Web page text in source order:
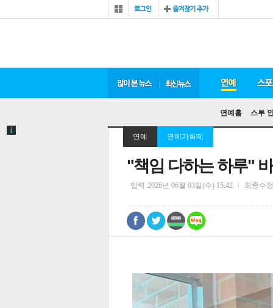
연예홈 스투
연예 연예가화제
"책임 다하는 하루"
입력 2026년 06월 03일(수) 15:42 최종수정
0